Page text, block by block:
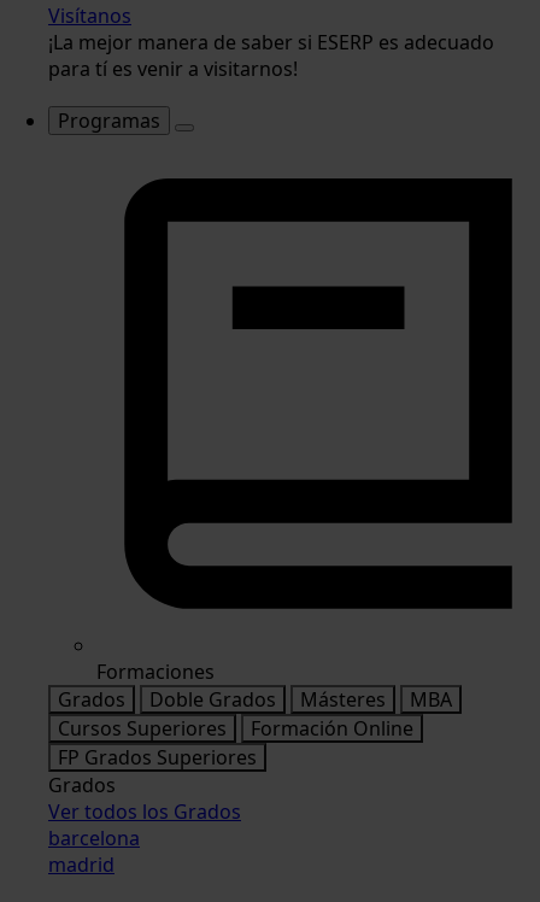
Visítanos
¡La mejor manera de saber si ESERP es adecuado
para tí es venir a visitarnos!
Programas
Formaciones
Grados
Doble Grados Másteres
MBA
Cursos Superiores
Formación Online
FP Grados Superiores
Grados
Ver todos los Grados
barcelona
madrid